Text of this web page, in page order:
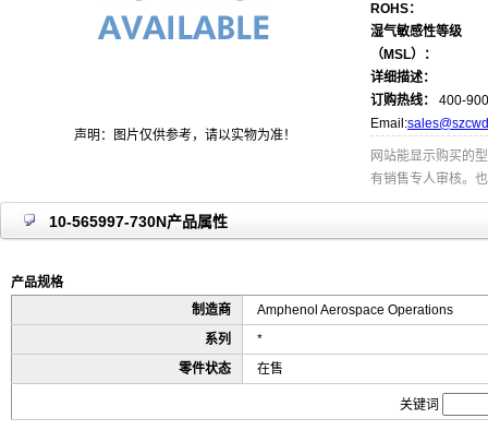
声明：图片仅供参考，请以实物为准！
ROHS：
湿气敏感性等级
（MSL）：
详细描述：
订购热线：
400-
Email:
网站能显示购买的
有销售专人审核。
10-565997-730N产品属性
产品规格
制造商
Amphenol Aerospace Operations
系列
*
零件状态
在售
关键词